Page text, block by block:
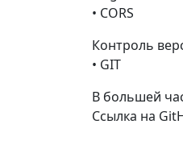
• CORS
Контроль
• GIT
В большей
Ссылка на